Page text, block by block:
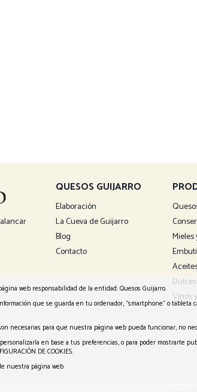
QUESOS GUIJARRO
Elaboración
La Cueva de Guijarro
Blog
Contacto
Dulces
Vinos
web responsabilidad de la entidad: Quesos Guijarro.
que se guarda en tu ordenador, “smartphone” o
necesarias para que nuestra página web pueda funcionar, no
en base a tus preferencias, o para poder mostrarte
DE COOKIES.
nuestra página web.